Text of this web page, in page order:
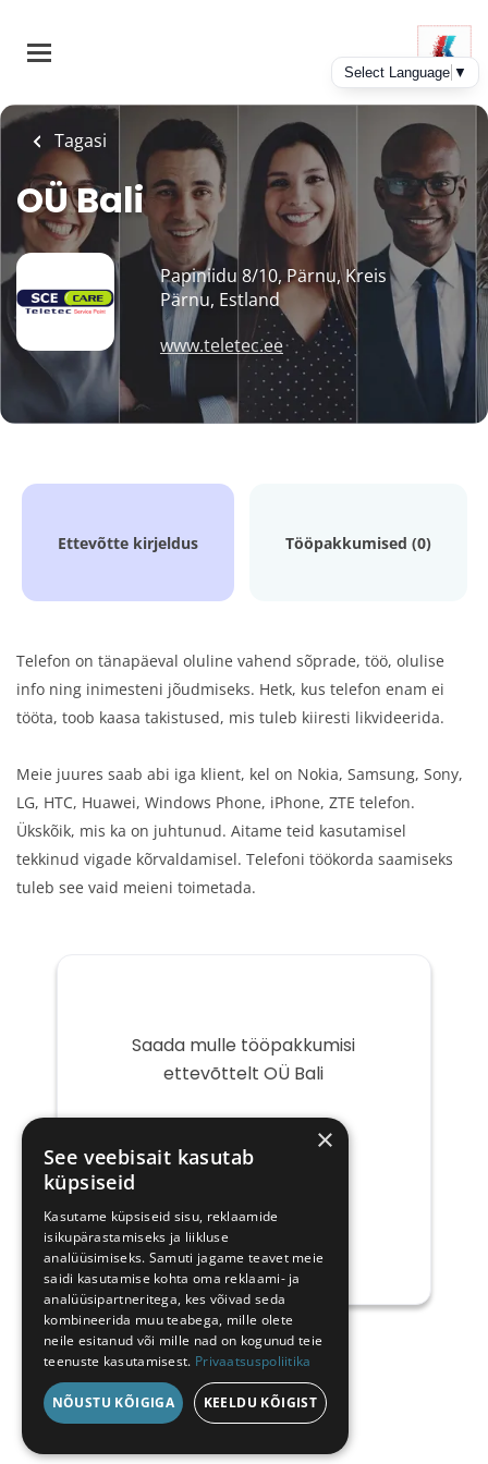
main
Tagasi
OÜ Bali
Papiniidu 8/10, Pärnu, Kreis
Pärnu, Estland
www.teletec.ee
Ettevõtte kirjeldus Tööpakkumised (0)
Telefon on tänapäeval oluline vahend sõprade, töö, olulise
info ning inimesteni jõudmiseks. Hetk, kus telefon enam ei
tööta, toob kaasa takistused, mis tuleb kiiresti likvideerida.
Meie juures saab abi iga klient, kel on Nokia, Samsung, Sony,
LG, HTC, Huawei, Windows Phone, iPhone, ZTE telefon.
Ükskõik, mis ka on juhtunud. Aitame teid kasutamisel
tekkinud vigade kõrvaldamisel. Telefoni töökorda saamiseks
tuleb see vaid meieni toimetada.
Saada mulle tööpakkumisi
ettevõttelt OÜ Bali
post
×
See veebisait kasutab
küpsiseid
Kasutame küpsiseid sisu, reklaamide
isikupärastamiseks ja liikluse
analüüsimiseks. Samuti jagame teavet meie
saidi kasutamise kohta oma reklaami- ja
analüüsipartneritega, kes võivad seda
kombineerida muu teabega, mille olete
neile esitanud või mille nad on kogunud teie
teenuste kasutamisest. Privaatsuspoliitika
NÕUSTU KÕIGIGA KEELDU KÕIGIST